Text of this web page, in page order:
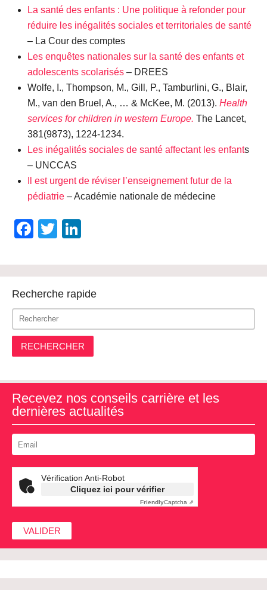
La santé des enfants : Une politique à refonder pour
réduire les inégalités sociales et territoriales de santé
– La Cour des comptes
Les enquêtes nationales sur la santé des enfants et
adolescents scolarisés – DREES
Wolfe, I., Thompson, M., Gill, P., Tamburlini, G., Blair,
M., van den Bruel, A., … & McKee, M. (2013). Health
services for children in western Europe. The Lancet,
381(9873), 1224-1234.
Les inégalités sociales de santé affectant les enfants
– UNCCAS
Il est urgent de réviser l’enseignement futur de la
pédiatrie – Académie nationale de médecine
Facebook
Twitter
Recherche rapide
RECHERCHER
Recevez nos conseils carrière et les
dernières actualités
Vérification Anti-Robot
Cliquez ici pour vérifier
FriendlyCaptcha ⇗